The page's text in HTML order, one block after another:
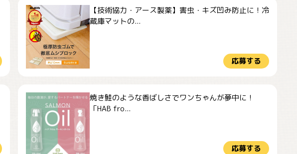
【技術協力・アース製薬】害虫・キズ凹み防止に！冷
蔵庫マットの...
応募する
焼き鮭のような香ばしさでワンちゃんが夢中に！
「HAB fro...
応募する